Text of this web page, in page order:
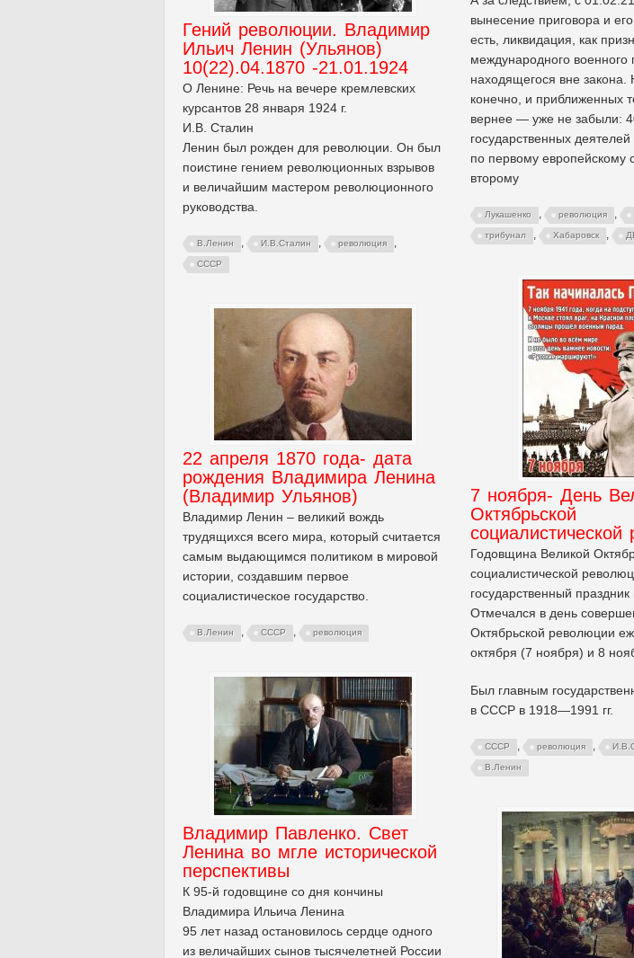
вынесение приговора и
есть, ликвидация, как
международного военного
находящегося вне закона.
конечно, и приближенных
вернее — уже не забыли:
государственных
по первому европейскому
второму
Лукашенко , революция ,
трибунал , Хабаровск ,
Гений революции. Владимир
Ильич Ленин (Ульянов)
10(22).04.1870 -21.01.1924
О Ленине: Речь на вечере кремлевских
курсантов 28 января 1924 г.
И.В. Сталин
Ленин был рожден для революции. Он был
поистине гением революционных взрывов
и величайшим мастером революционного
руководства.
В.Ленин , И.В.Сталин , революция ,
СССР
7 ноября- День
Октябрьской
социалистической
Годовщина Великой
социалистической
государственный
Отмечался в день
Октябрьской революции
октября (7 ноября) и 8
Был главным
в СССР в 1918—1991 гг.
СССР , революция ,
В.Ленин
22 апреля 1870 года- дата
рождения Владимира Ленина
(Владимир Ульянов)
Владимир Ленин – великий вождь
трудящихся всего мира, который считается
самым выдающимся политиком в мировой
истории, создавшим первое
социалистическое государство.
В.Ленин , СССР , революция
Владимир Павленко. Свет
Ленина во мгле исторической
перспективы
К 95-й годовщине со дня кончины
Владимира Ильича Ленина
95 лет назад остановилось сердце одного
из величайших сынов тысячелетней России